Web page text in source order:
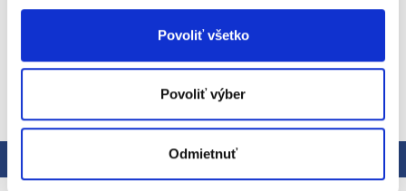
Povoliť všetko
Povoliť výber
Odmietnuť
ZOBRAZIŤ VŠETKY SÚVISIACE PRODUKTY
Hodnotenie